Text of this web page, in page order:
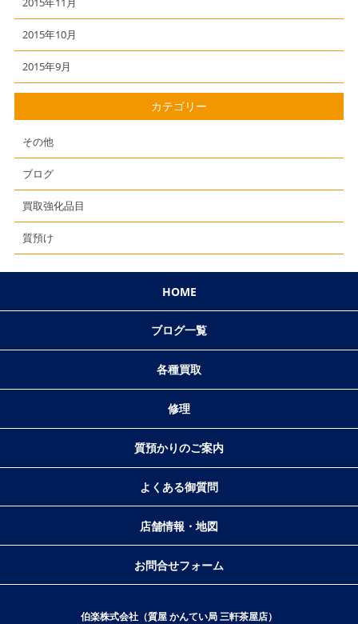
2015年10月
2015年9月
カテゴリー
その他
ブログ
買取強化品目
質預け
HOME
ブログ一覧
各種買取
修理
質預かりのご案内
よくある御質問
店舗情報・地図
お問合せフォーム
伯楽株式会社（質屋 かんてい局 三軒茶屋店）